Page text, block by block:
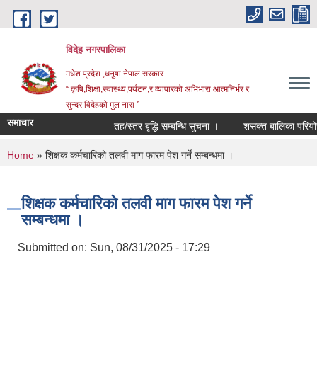
Skip to main content
विदेह नगरपालिका
मधेश प्रदेश ,धनुषा नेपाल सरकार
“ कृषि,शिक्षा,स्वास्थ्य,पर्यटन,र व्यापारको अभिभारा आत्मनिर्भर र
सुन्दर विदेहको मुल नारा ”
समाचार तह/स्तर बृद्धि सम्बन्धि सुचना । शसक्त बालिका
You are here
Home » शिक्षक कर्मचारिको तलवी माग फारम पेश गर्ने सम्बन्धमा ।
शिक्षक कर्मचारिको तलवी माग फारम पेश गर्ने
सम्बन्धमा ।
Submitted on: Sun, 08/31/2025 - 17:29